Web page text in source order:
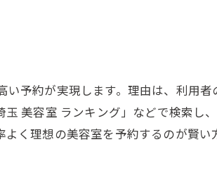
イトの賢い使い方
イトを活用するメリット
予約が実現します。理由は、利用
美容室 ランキング」などで検索し
く理想の美容室を予約するのが賢い